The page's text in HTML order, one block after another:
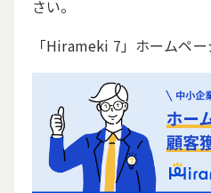
さい。
「Hirameki 7」ホームペ